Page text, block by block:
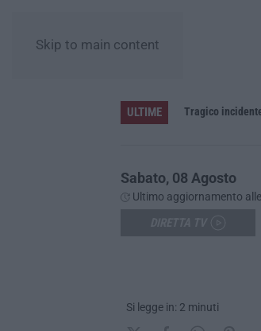
Skip to main content
ULTIME Tragico
Sabato, 08 Agosto
Ultimo aggiornamento
Si legge in: 2 minuti